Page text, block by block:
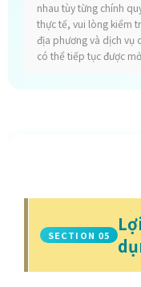
nhau tùy từng chính
thực tế, vui lòng kiểm
địa phương và dịch vụ
có thể tiếp tục được
SECTION 05